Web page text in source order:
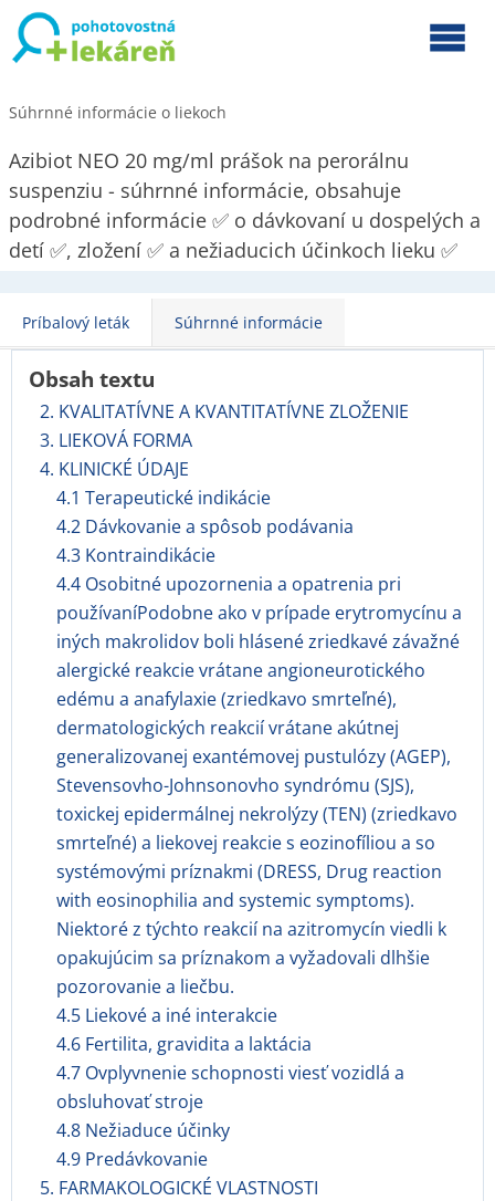
Súhrnné informácie o liekoch
Azibiot NEO 20 mg/ml prášok na perorálnu
suspenziu - súhrnné informácie, obsahuje
podrobné informácie ✅ o dávkovaní u dospelých a
detí ✅, zložení ✅ a nežiaducich účinkoch lieku ✅
Príbalový leták Súhrnné informácie
Obsah textu
2. KVALITATÍVNE A KVANTITATÍVNE ZLOŽENIE
3. LIEKOVÁ FORMA
4. KLINICKÉ ÚDAJE
4.1 Terapeutické indikácie
4.2 Dávkovanie a spôsob podávania
4.3 Kontraindikácie
4.4 Osobitné upozornenia a opatrenia pri
používaníPodobne ako v prípade erytromycínu a
iných makrolidov boli hlásené zriedkavé závažné
alergické reakcie vrátane angioneurotického
edému a anafylaxie (zriedkavo smrteľné),
dermatologických reakcií vrátane akútnej
generalizovanej exantémovej pustulózy (AGEP),
Stevensovho-Johnsonovho syndrómu (SJS),
toxickej epidermálnej nekrolýzy (TEN) (zriedkavo
smrteľné) a liekovej reakcie s eozinofíliou a so
systémovými príznakmi (DRESS, Drug reaction
with eosinophilia and systemic symptoms).
Niektoré z týchto reakcií na azitromycín viedli k
opakujúcim sa príznakom a vyžadovali dlhšie
pozorovanie a liečbu.
4.5 Liekové a iné interakcie
4.6 Fertilita, gravidita a laktácia
4.7 Ovplyvnenie schopnosti viesť vozidlá a
obsluhovať stroje
4.8 Nežiaduce účinky
4.9 Predávkovanie
5. FARMAKOLOGICKÉ VLASTNOSTI